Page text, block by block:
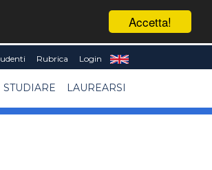
Accetta!
Rubrica Login
STUDIARE LAUREARSI